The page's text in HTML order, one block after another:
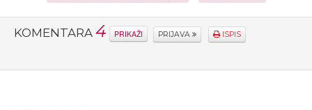
KOMENTARA 4 PRIKAŽI PRIJAVA ISPIS